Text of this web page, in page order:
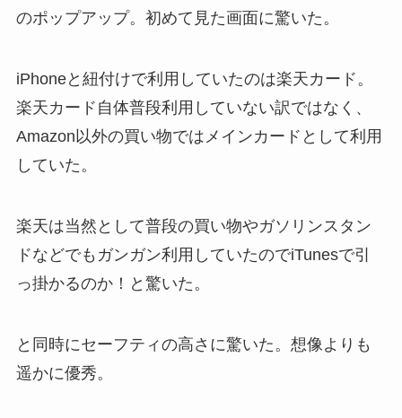
のポップアップ。初めて見た画面に驚いた。
iPhoneと紐付けで利用していたのは楽天カード。
楽天カード自体普段利用していない訳ではなく、
Amazon以外の買い物ではメインカードとして利用
していた。
楽天は当然として普段の買い物やガソリンスタン
ドなどでもガンガン利用していたのでiTunesで引
っ掛かるのか！と驚いた。
と同時にセーフティの高さに驚いた。想像よりも
遥かに優秀。